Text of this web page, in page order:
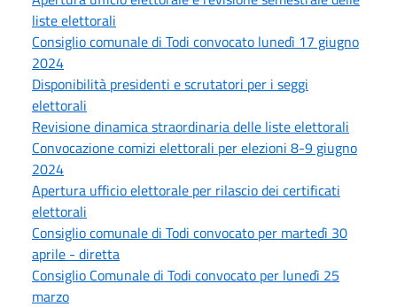
liste elettorali
Consiglio comunale di Todi convocato lunedì 17 giugno
2024
Disponibilità presidenti e scrutatori per i seggi
elettorali
Revisione dinamica straordinaria delle liste elettorali
Convocazione comizi elettorali per elezioni 8-9 giugno
2024
Apertura ufficio elettorale per rilascio dei certificati
elettorali
Consiglio comunale di Todi convocato per martedì 30
aprile - diretta
Consiglio Comunale di Todi convocato per lunedì 25
marzo